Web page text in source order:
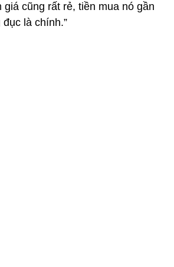
giá cũng rất rẻ, tiền mua nó gần
là chính.”